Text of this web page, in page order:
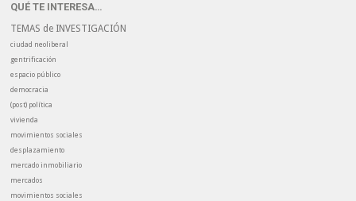
QUÉ TE INTERESA…
TEMAS de INVESTIGACIÓN
ciudad neoliberal
gentrificación
espacio público
democracia
(post) política
vivienda
movimientos sociales
desplazamiento
mercado inmobiliario
mercados
movimientos sociales